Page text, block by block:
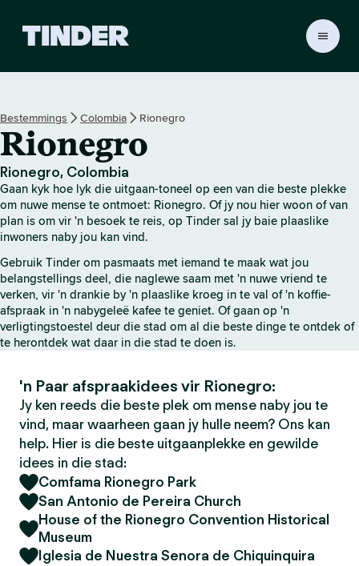
r
-
t
i
s
b
l
d
Bestemmings Colombia Rionegro
Rionegro
Rionegro, Colombia
Gaan kyk hoe lyk die uitgaan-toneel op een van die beste plekke
om nuwe mense te ontmoet: Rionegro. Of jy nou hier woon of van
plan is om vir 'n besoek te reis, op Tinder sal jy baie plaaslike
inwoners naby jou kan vind.
Gebruik Tinder om pasmaats met iemand te maak wat jou
belangstellings deel, die naglewe saam met 'n nuwe vriend te
verken, vir 'n drankie by 'n plaaslike kroeg in te val of 'n koffie-
afspraak in 'n nabygeleë kafee te geniet. Of gaan op 'n
verligtingstoestel deur die stad om al die beste dinge te ontdek of
te herontdek wat daar in die stad te doen is.
'n Paar afspraakidees vir Rionegro:
Jy ken reeds die beste plek om mense naby jou te
vind, maar waarheen gaan jy hulle neem? Ons kan
help. Hier is die beste uitgaanplekke en gewilde
idees in die stad:
Comfama Rionegro Park
San Antonio de Pereira Church
House of the Rionegro Convention Historical
Museum
Iglesia de Nuestra Senora de Chiquinquira